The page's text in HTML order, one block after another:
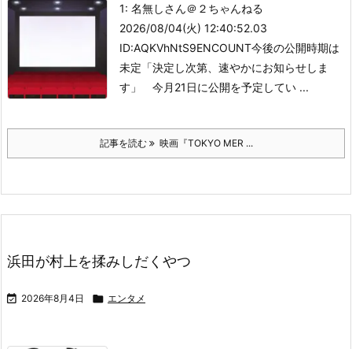
1: 名無しさん＠２ちゃんねる
2026/08/04(火) 12:40:52.03
ID:AQKVhNtS9ENCOUNT今後の公開時期は
未定「決定し次第、速やかにお知らせしま
す」
今月21日に公開を予定してい ...
記事を読む 映画『TOKYO MER ...
浜田が村上を揉みしだくやつ
 2026年8月4日  エンタメ